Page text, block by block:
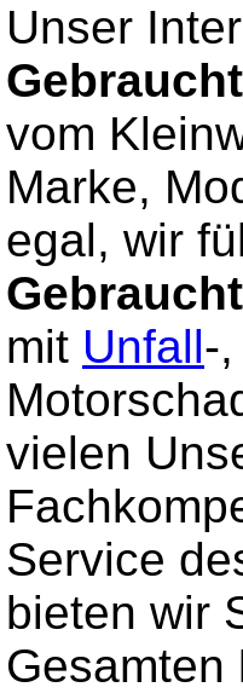
Unser
vom
Marke,
egal, wir
mit Unfall-
vielen
Service
bieten wir
Gesamten